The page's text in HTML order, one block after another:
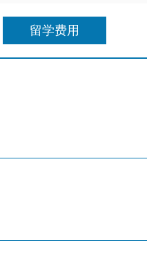
留学费用